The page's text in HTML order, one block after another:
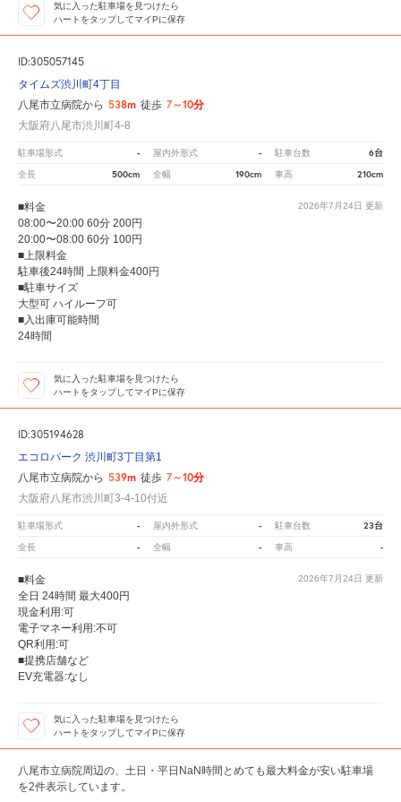
気に入った駐車場を見つけたら
ハートをタップしてマイPに保存
ID:305057145
タイムズ渋川町4丁目
八尾市立病院から 538m 徒歩 7～10分
大阪府八尾市渋川町4-8
駐車場形式 - 屋内外形式 - 駐車台数 6台
全長 500cm 全幅 190cm 車高 210cm
2026年7月24日 更新
■料金
08:00〜20:00 60分 200円
20:00〜08:00 60分 100円
■上限料金
駐車後24時間 上限料金400円
■駐車サイズ
大型可 ハイルーフ可
■入出庫可能時間
24時間
気に入った駐車場を見つけたら
ハートをタップしてマイPに保存
ID:305194628
エコロパーク 渋川町3丁目第1
八尾市立病院から 539m 徒歩 7～10分
大阪府八尾市渋川町3-4-10付近
駐車場形式 - 屋内外形式 - 駐車台数 23台
全長 - 全幅 - 車高 -
2026年7月24日 更新
■料金
全日 24時間 最大400円
現金利用:可
電子マネー利用:不可
QR利用:可
■提携店舗など
EV充電器:なし
気に入った駐車場を見つけたら
ハートをタップしてマイPに保存
八尾市立病院周辺の、土日・平日NaN時間とめても最大料金が安い駐車場
を2件表示しています。